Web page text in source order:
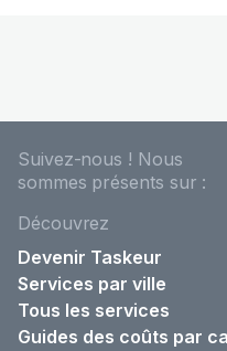
Suivez-nous ! Nous
sommes présents sur :
Découvrez
Devenir Taskeur
Services par ville
Tous les services
Guides des coûts par